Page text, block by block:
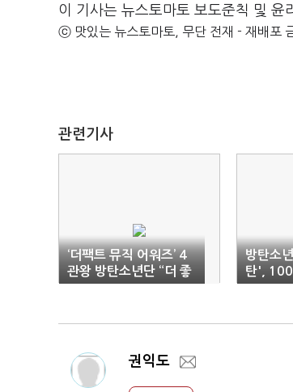
이 기사는 뉴스토마토 보도준칙 및 윤
ⓒ 맛있는 뉴스토마토, 무단 전재 - 재배포
관련기사
‘더팩트 뮤직 어워즈’ 4
관왕 방탄소년단 “더 좋
은 음악으로 보답”
방탄소
탄', 100
한 추억
권익도